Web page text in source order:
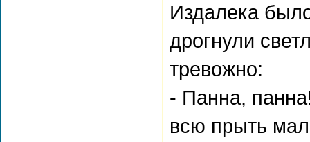
Издалека
дрогнули
тревожно:
- Панна,
всю прыть